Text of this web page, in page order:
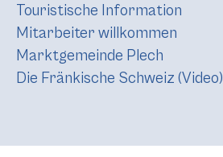
Touristische Information
Mitarbeiter willkommen
Marktgemeinde Plech
Die Fränkische Schweiz (Video)